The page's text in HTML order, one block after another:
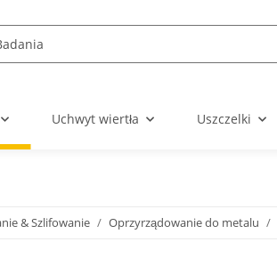
Uchwyt wiertła Uszczelki
& Szlifowanie Oprzyrządowanie do metalu